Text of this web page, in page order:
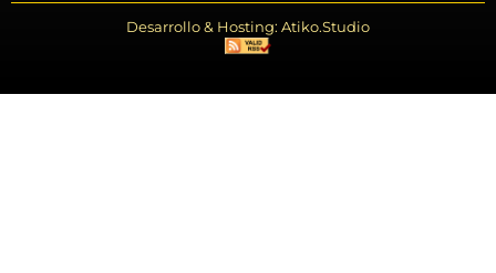
Desarrollo & Hosting: Atiko.Studio